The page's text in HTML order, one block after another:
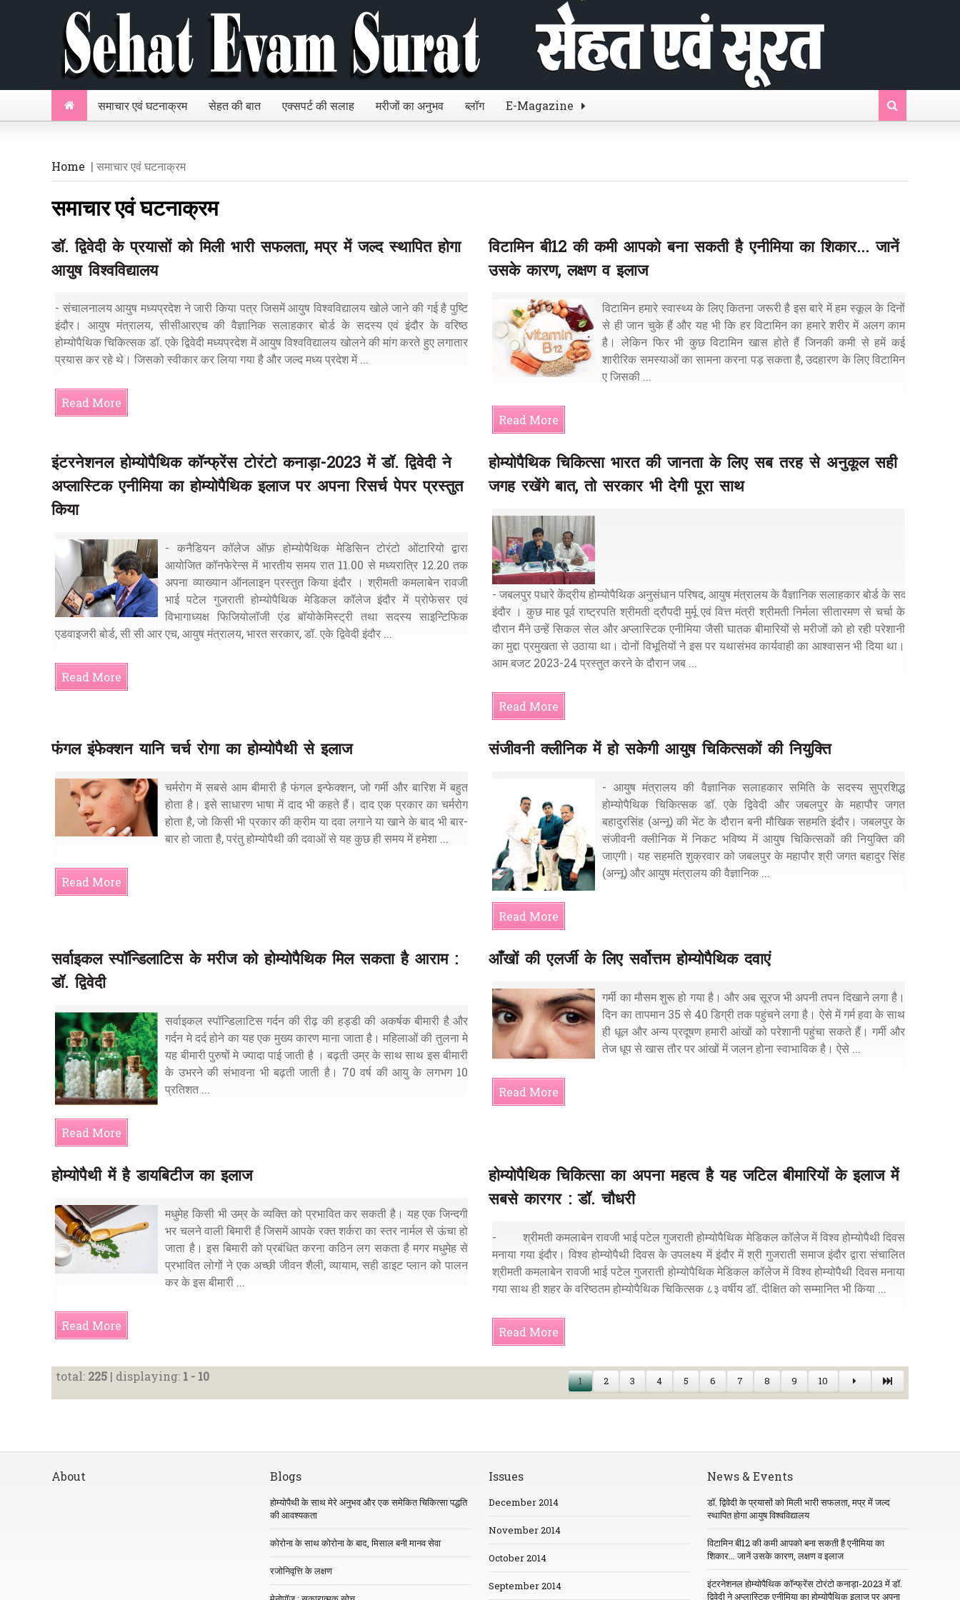
समाचार एवं घटनाक्रम सेहत की बात एक्सपर्ट की सलाह मरीजों का अनुभव ब्लॉग E-Magazine
Home | समाचार एवं घटनाक्रम
समाचार एवं घटनाक्रम
डॉ. द्विवेदी के प्रयासों को मिली भारी सफलता, मप्र में जल्द स्थापित होगा
आयुष विश्वविद्यालय
- संचालनालय आयुष मध्यप्रदेश ने जारी किया पत्र जिसमें आयुष विश्वविद्यालय खोले जाने की गई है पुष्टि
इंदौर। आयुष मंत्रालय, सीसीआरएच की वैज्ञानिक सलाहकार बोर्ड के सदस्य एवं इंदौर के वरिष्ठ
होम्योपैथिक चिकित्सक डॉ. एके द्विवेदी मध्यप्रदेश में आयुष विश्वविद्यालय खोलने की मांग करते हुए लगातार
प्रयास कर रहे थे। जिसको स्वीकार कर लिया गया है और जल्द मध्य प्रदेश में ...
Read More
विटामिन बी12 की कमी आपको बना सकती है एनीमिया का शिकार... जानें
उसके कारण, लक्षण व इलाज
विटामिन हमारे स्वास्थ्य के लिए कितना जरूरी है इस बारे में हम स्कूल के दिनों
से ही जान चुके हैं और यह भी कि हर विटामिन का हमारे शरीर में अलग काम
है। लेकिन फिर भी कुछ विटामिन खास होते हैं जिनकी कमी से हमें कई
शारीरिक समस्याओं का सामना करना पड़ सकता है, उदहारण के लिए विटामिन
ए जिसकी ...
Read More
इंटरनेशनल होम्योपैथिक कॉन्फ्रेंस टोरंटो कनाड़ा-2023 में डॉ. द्विवेदी ने
अप्लास्टिक एनीमिया का होम्योपैथिक इलाज पर अपना रिसर्च पेपर प्रस्तुत
किया
- कनैडियन कॉलेज ऑफ़ होम्योपैथिक मेडिसिन टोरंटो ओंटारियो द्वारा
आयोजित कॉनफेरेन्स में भारतीय समय रात 11.00 से मध्यरात्रि 12.20 तक
अपना व्याख्यान ऑनलाइन प्रस्तुत किया इंदौर । श्रीमती कमलाबेन रावजी
भाई पटेल गुजराती होम्योपैथिक मेडिकल कॉलेज इंदौर में प्रोफेसर एवं
विभागाध्यक्ष फिजियोलॉजी एंड बॉयोकेमिस्ट्री तथा सदस्य साइन्टिफिक
एडवाइजरी बोर्ड, सी सी आर एच, आयुष मंत्रालय, भारत सरकार, डॉ. एके द्विवेदी इंदौर ...
Read More
होम्योपैथिक चिकित्सा भारत की जानता के लिए सब तरह से अनुकूल सही
जगह रखेंगे बात, तो सरकार भी देगी पूरा साथ
- जबलपुर पधारे केंद्रीय होम्योपैथिक अनुसंधान परिषद, आयुष मंत्रालय के वैज्ञानिक सलाहकार बोर्ड के सदस्य डॉ. ए.के.
इंदौर । कुछ माह पूर्व राष्ट्रपति श्रीमती द्रौपदी मुर्मू एवं वित्त मंत्री श्रीमती निर्मला सीतारमण से चर्चा के
दौरान मैंने उन्हें सिकल सेल और अप्लास्टिक एनीमिया जैसी घातक बीमारियों से मरीजों को हो रही परेशानी
का मुद्दा प्रमुखता से उठाया था। दोनों विभूतियों ने इस पर यथासंभव कार्यवाही का आश्वासन भी दिया था।
आम बजट 2023-24 प्रस्तुत करने के दौरान जब ...
Read More
फंगल इंफेक्शन यानि चर्च रोगा का होम्योपैथी से इलाज
चर्मरोग में सबसे आम बीमारी है फंगल इन्फेक्शन, जो गर्मी और बारिश में बहुत
होता है। इसे साधारण भाषा में दाद भी कहते हैं। दाद एक प्रकार का चर्मरोग
होता है, जो किसी भी प्रकार की क्रीम या दवा लगाने या खाने के बाद भी बार-
बार हो जाता है, परंतु होम्योपैथी की दवाओं से यह कुछ ही समय में हमेशा ...
Read More
संजीवनी क्लीनिक में हो सकेगी आयुष चिकित्सकों की नियुक्ति
- आयुष मंत्रालय की वैज्ञानिक सलाहकार समिति के सदस्य सुप्रशिद्ध
होम्योपैथिक चिकित्सक डॉ. एके द्विवेदी और जबलपुर के महापौर जगत
बहादुरसिंह (अन्नू) की भेंट के दौरान बनी मौखिक सहमति इंदौर। जबलपुर के
संजीवनी क्लीनिक में निकट भविष्य में आयुष चिकित्सकों की नियुक्ति की
जाएगी। यह सहमति शुक्रवार को जबलपुर के महापौर श्री जगत बहादुर सिंह
(अन्नू) और आयुष मंत्रालय की वैज्ञानिक ...
Read More
सर्वाइकल स्पॉन्डिलाटिस के मरीज को होम्योपैथिक मिल सकता है आराम :
डॉ. द्विवेदी
सर्वाइकल स्पॉन्डिलाटिस गर्दन की रीढ़ की हड्डी की अकर्षक बीमारी है और
गर्दन मे दर्द होने का यह एक मुख्य कारण माना जाता है। महिलाओं की तुलना मे
यह बीमारी पुरुषों मे ज्यादा पाई जाती है । बढ़ती उम्र के साथ साथ इस बीमारी
के उभरने की संभावना भी बढ़ती जाती है। 70 वर्ष की आयु के लगभग 10
प्रतिशत ...
Read More
आँखों की एलर्जी के लिए सर्वोत्तम होम्योपैथिक दवाएं
गर्मी का मौसम शुरू हो गया है। और अब सूरज भी अपनी तपन दिखाने लगा है।
दिन का तापमान 35 से 40 डिग्री तक पहुंचने लगा है। ऐसे में गर्म हवा के साथ
ही धूल और अन्य प्रदूषण हमारी आंखों को परेशानी पहुंचा सकते हैं। गर्मी और
तेज धूप से खास तौर पर आंखों में जलन होना स्वाभाविक है। ऐसे ...
Read More
होम्योपैथी में है डायबिटीज का इलाज
मधुमेह किसी भी उम्र के व्यक्ति को प्रभावित कर सकती है। यह एक जिन्दगी
भर चलने वाली बिमारी है जिसमें आपके रक्त शर्करा का स्तर नार्मल से ऊंचा हो
जाता है। इस बिमारी को प्रबंधित करना कठिन लग सकता है मगर मधुमेह से
प्रभावित लोगों ने एक अच्छी जीवन शैली, व्यायाम, सही डाइट प्लान को पालन
कर के इस बीमारी ...
Read More
होम्योपैथिक चिकित्सा का अपना महत्व है यह जटिल बीमारियों के इलाज में
सबसे कारगर : डॉ. चौधरी
- श्रीमती कमलाबेन रावजी भाई पटेल गुजराती होम्योपैथिक मेडिकल कॉलेज में विश्व होम्योपैथी दिवस
मनाया गया इंदौर। विश्व होम्योपैथी दिवस के उपलक्ष्य में इंदौर में श्री गुजराती समाज इंदौर द्वारा संचालित
श्रीमती कमलाबेन रावजी भाई पटेल गुजराती होम्योपैथिक मेडिकल कॉलेज में विश्व होम्योपैथी दिवस मनाया
गया साथ ही शहर के वरिष्ठतम होम्योपैथिक चिकित्सक ८३ वर्षीय डॉ. दीक्षित को सम्मानित भी किया ...
Read More
1 2 3 4 5 6 7 8 9 10
total: 225 | displaying: 1 - 10
About Blogs
होम्योपैथी के साथ मेरे अनुभव और एक समेकित चिकित्सा पद्धति
की आवश्यकता
कोरोना के साथ कोरोना के बाद, मिसाल बनी मानव सेवा
रजोनिवृत्ति के लक्षण
Issues
December 2014
November 2014
October 2014
September 2014
News & Events
डॉ. द्विवेदी के प्रयासों को मिली भारी सफलता, मप्र में जल्द
स्थापित होगा आयुष विश्वविद्यालय
विटामिन बी12 की कमी आपको बना सकती है एनीमिया का
शिकार... जानें उसके कारण, लक्षण व इलाज
इंटरनेशनल होम्योपैथिक कॉन्फ्रेंस टोरंटो कनाड़ा-2023 में डॉ.
द्विवेदी ने अप्लास्टिक एनीमिया का होम्योपैथिक इलाज पर अपना